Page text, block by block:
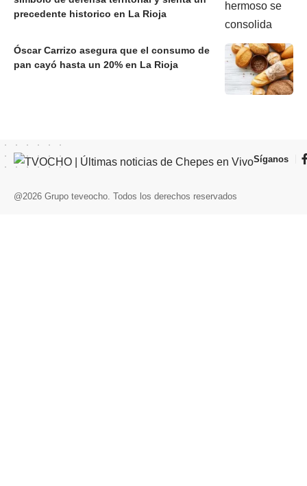
precedente historico en La Rioja
Óscar Carrizo asegura que el consumo de
pan cayó hasta un 20% en La Rioja
Síganos
@2026 Grupo teveocho. Todos los derechos reservados